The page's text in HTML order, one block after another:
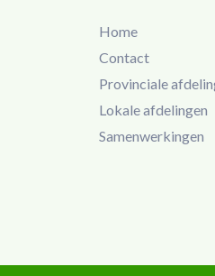
Home
Contact
Provinciale
Lokale afdelingen
Samenwerkingen